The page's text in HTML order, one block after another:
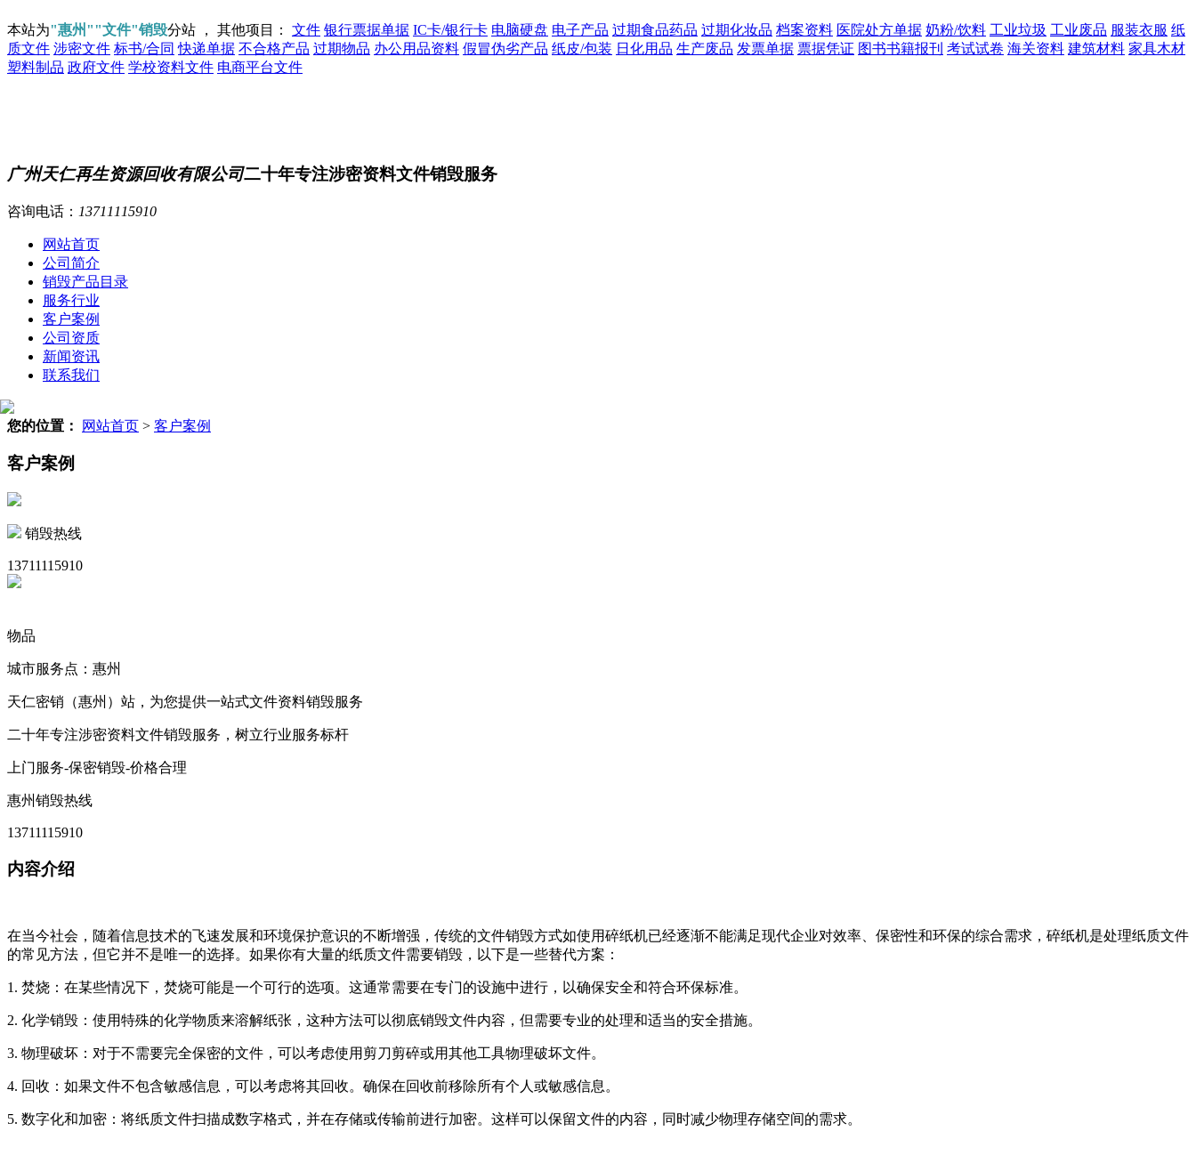
本站为"惠州""文件"销毁分站 ， 其他项目： 文件 银行票据单据 IC卡/银行卡 电脑硬盘 电子产品 过期食品药品 过期化妆品 档案资料 医院处方单据 奶粉/饮料 工业垃圾 工业废品 服装衣服 纸
质文件 涉密文件 标书/合同 快递单据 不合格产品 过期物品 办公用品资料 假冒伪劣产品 纸皮/包装 日化用品 生产废品 发票单据 票据凭证 图书书籍报刊 考试试卷 海关资料 建筑材料 家具木材
塑料制品 政府文件 学校资料文件 电商平台文件
广州天仁再生资源回收有限公司二十年专注涉密资料文件销毁服务
咨询电话： 13711115910
网站首页
公司简介
销毁产品目录
服务行业
客户案例
公司资质
新闻资讯
联系我们
您的位置： 网站首页 > 客户案例
客户案例
销毁热线
13711115910
物品
城市服务点：惠州
天仁密销（惠州）站，为您提供一站式文件资料销毁服务
二十年专注涉密资料文件销毁服务，树立行业服务标杆
上门服务-保密销毁-价格合理
惠州销毁热线
13711115910
内容介绍
在当今社会，随着信息技术的飞速发展和环境保护意识的不断增强，传统的文件销毁方式如使用碎纸机已经逐渐不能满足现代企业对效率、保密性和环保的综合需求，碎纸机是处理纸质文件
的常见方法，但它并不是唯一的选择。如果你有大量的纸质文件需要销毁，以下是一些替代方案：
1. 焚烧：在某些情况下，焚烧可能是一个可行的选项。这通常需要在专门的设施中进行，以确保安全和符合环保标准。
2. 化学销毁：使用特殊的化学物质来溶解纸张，这种方法可以彻底销毁文件内容，但需要专业的处理和适当的安全措施。
3. 物理破坏：对于不需要完全保密的文件，可以考虑使用剪刀剪碎或用其他工具物理破坏文件。
4. 回收：如果文件不包含敏感信息，可以考虑将其回收。确保在回收前移除所有个人或敏感信息。
5. 数字化和加密：将纸质文件扫描成数字格式，并在存储或传输前进行加密。这样可以保留文件的内容，同时减少物理存储空间的需求。